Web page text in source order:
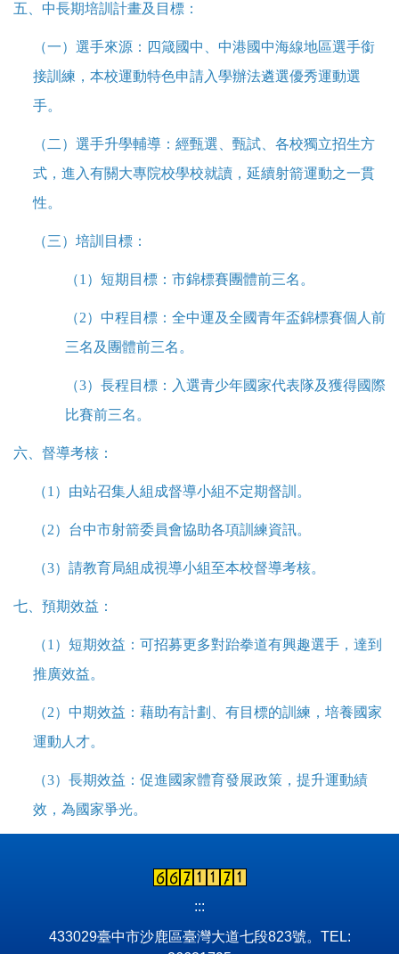
五、中長期培訓計畫及目標：
（一）選手來源：四箴國中、中港國中海線地區選手銜
接訓練，本校運動特色申請入學辦法遴選優秀運動選
手。
（二）選手升學輔導：經甄選、甄試、各校獨立招生方
式，進入有關大專院校學校就讀，延續射箭運動之一貫
性。
（三）培訓目標：
（1）短期目標：市錦標賽團體前三名。
（2）中程目標：全中運及全國青年盃錦標賽個人前
三名及團體前三名。
（3）長程目標：入選青少年國家代表隊及獲得國際
比賽前三名。
六、督導考核：
（1）由站召集人組成督導小組不定期督訓。
（2）台中市射箭委員會協助各項訓練資訊。
（3）請教育局組成視導小組至本校督導考核。
七、預期效益：
（1）短期效益：可招募更多對跆拳道有興趣選手，達到
推廣效益。
（2）中期效益：藉助有計劃、有目標的訓練，培養國家
運動人才。
（3）長期效益：促進國家體育發展政策，提升運動績
效，為國家爭光。
:::
433029臺中市沙鹿區臺灣大道七段823號。TEL: